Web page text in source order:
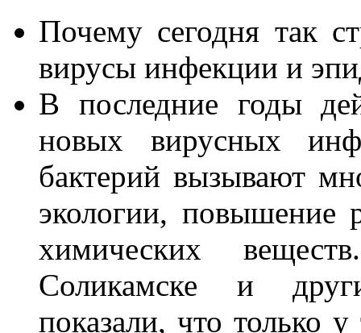
Почему сегодня так
вирусы инфекции и
В последние годы
новых вирусных
бактерий вызывают
экологии, повышение
химических
Соликамске и
показали, что только